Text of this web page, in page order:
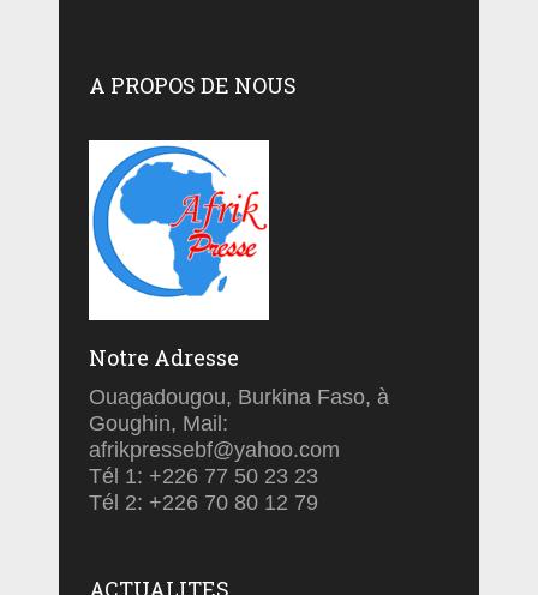
A PROPOS DE NOUS
Notre Adresse
Ouagadougou, Burkina Faso, à
Goughin, Mail:
afrikpressebf@yahoo.com
Tél 1: +226 77 50 23 23
Tél 2: +226 70 80 12 79
ACTUALITES